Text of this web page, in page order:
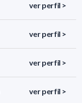
ver perfil >
ver perfil >
ver perfil >
ver perfil >